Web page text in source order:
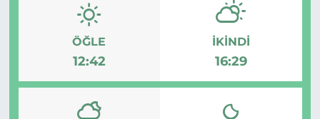
ÖĞLE
12:42
İKINDI
16:29
GÜNCEL
RESMİ İLAN